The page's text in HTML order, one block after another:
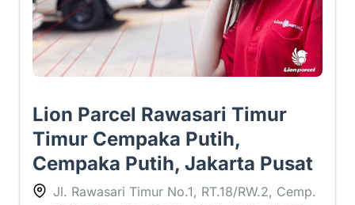
Lion Parcel Rawasari Timur
Timur Cempaka Putih,
Cempaka Putih, Jakarta Pusat
Jl. Rawasari Timur No.1, RT.18/RW.2, Cemp.